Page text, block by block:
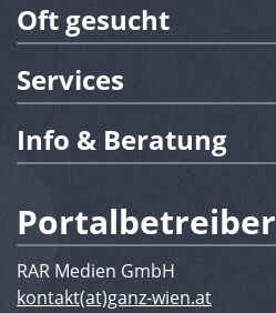
Oft gesucht
Services
Info & Beratung
Portalbetreiber
RAR Medien GmbH
kontakt(at)ganz-wien.at